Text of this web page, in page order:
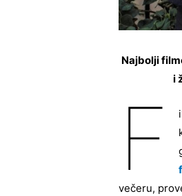
Najbolji
i
F
večeru,